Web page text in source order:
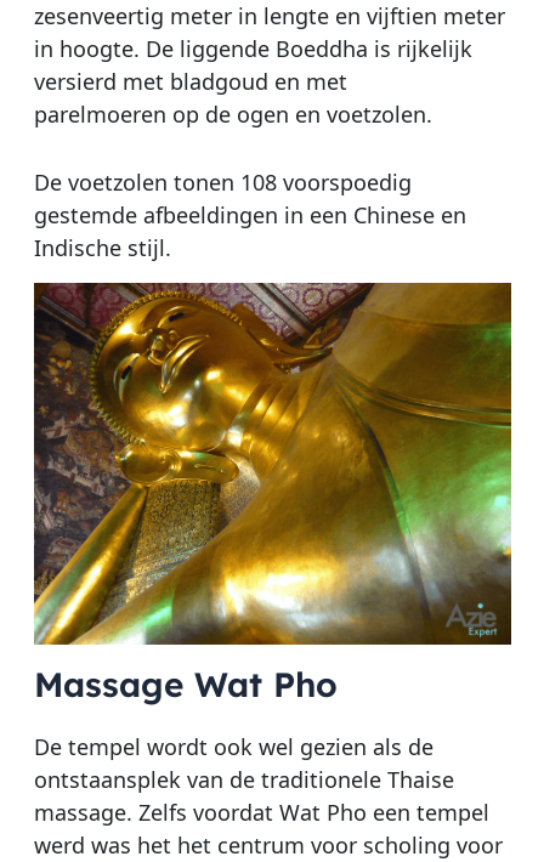
zesenveertig meter in lengte en vijftien meter
in hoogte. De liggende Boeddha is rijkelijk
versierd met bladgoud en met
parelmoeren op de ogen en voetzolen.
De voetzolen tonen 108 voorspoedig
gestemde afbeeldingen in een Chinese en
Indische stijl.
Massage Wat Pho
De tempel wordt ook wel gezien als de
ontstaansplek van de traditionele Thaise
massage. Zelfs voordat Wat Pho een tempel
werd was het het centrum voor scholing voor